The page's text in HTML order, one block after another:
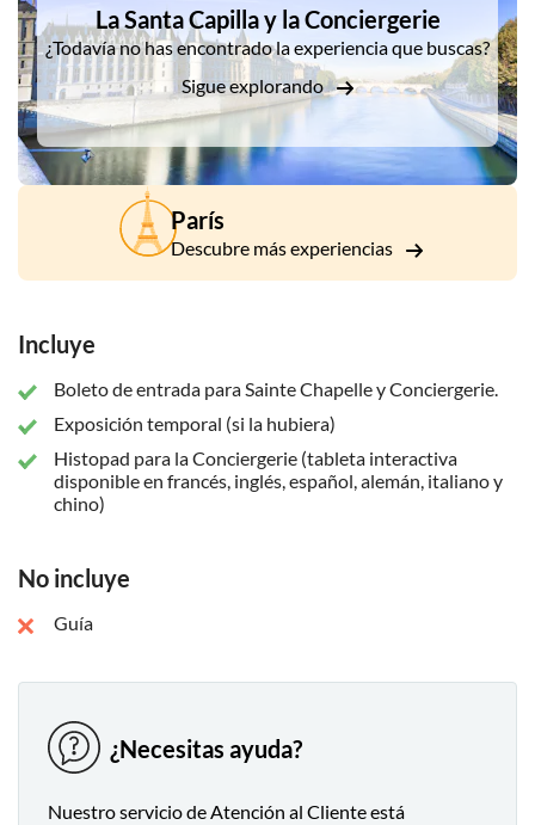
La Santa Capilla y la Conciergerie
¿Todavía no has encontrado la experiencia que buscas?
Sigue explorando
París
Descubre más experiencias
Incluye
Boleto de entrada para Sainte Chapelle y Conciergerie.
Exposición temporal (si la hubiera)
Histopad para la Conciergerie (tableta interactiva
disponible en francés, inglés, español, alemán, italiano y
chino)
No incluye
Guía
¿Necesitas ayuda?
Nuestro servicio de Atención al Cliente está